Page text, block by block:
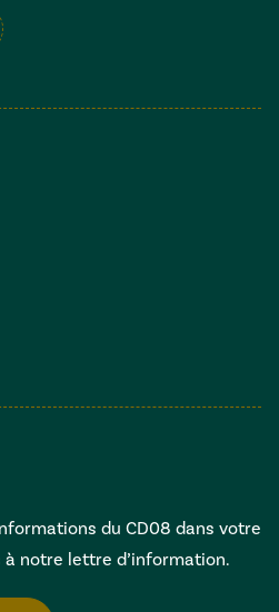
du CD08 dans votre
notre lettre d’information.